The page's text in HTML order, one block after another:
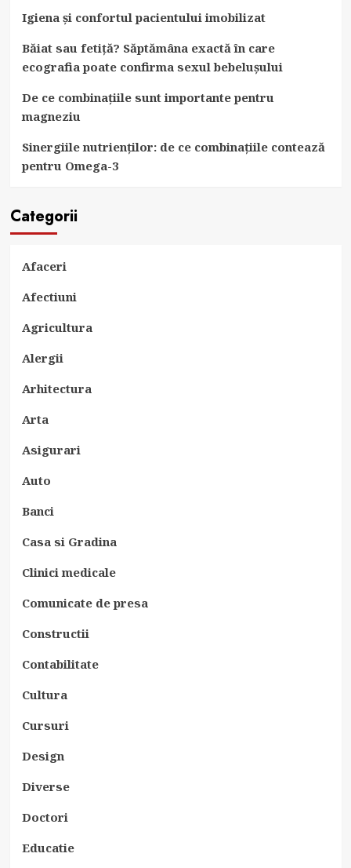
Igiena și confortul pacientului imobilizat
Băiat sau fetiță? Săptămâna exactă în care
ecografia poate confirma sexul bebelușului
De ce combinațiile sunt importante pentru
magneziu
Sinergiile nutrienților: de ce combinațiile contează
pentru Omega-3
Categorii
Afaceri
Afectiuni
Agricultura
Alergii
Arhitectura
Arta
Asigurari
Auto
Banci
Casa si Gradina
Clinici medicale
Comunicate de presa
Constructii
Contabilitate
Cultura
Cursuri
Design
Diverse
Doctori
Educatie